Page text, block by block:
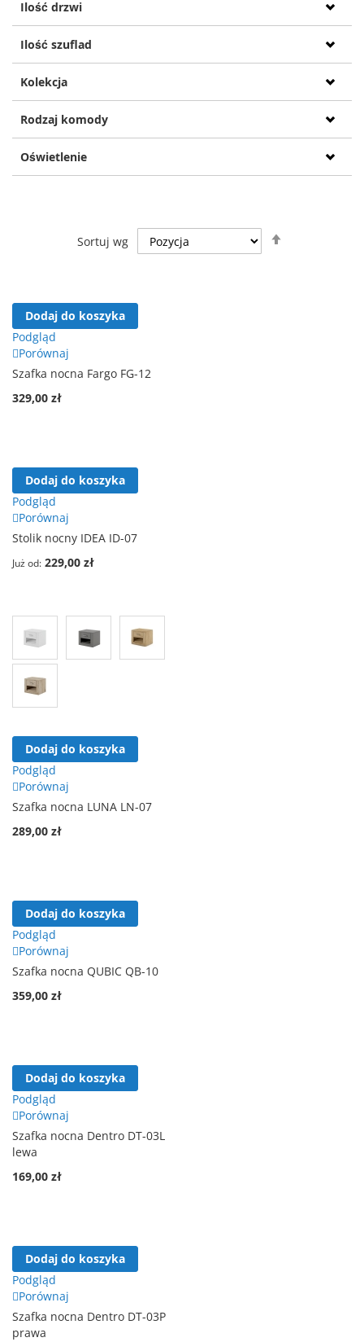
Sortuj wg
Dodaj do koszyka
Podgląd
Porównaj
Szafka nocna Fargo FG-12
329,00 zł
Dodaj do koszyka
Podgląd
Porównaj
Stolik nocny IDEA ID-07
Już od 229,00 zł
Dodaj do koszyka
Podgląd
Porównaj
Szafka nocna LUNA LN-07
289,00 zł
Dodaj do koszyka
Podgląd
Porównaj
Szafka nocna QUBIC QB-10
359,00 zł
Dodaj do koszyka
Podgląd
Porównaj
Szafka nocna Dentro DT-03L
lewa
169,00 zł
Dodaj do koszyka
Podgląd
Porównaj
Szafka nocna Dentro DT-03P
prawa
Ilość drzwi
Ilość szuflad
Kolekcja
Rodzaj komody
Oświetlenie